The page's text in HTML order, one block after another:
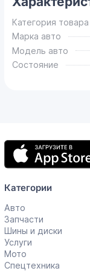
Категория товара
Марка авто
Модель авто
Состояние
Мобильное
приложение
Категории
Авто
Запчасти
Шины и диски
Услуги
Мото
Спецтехника